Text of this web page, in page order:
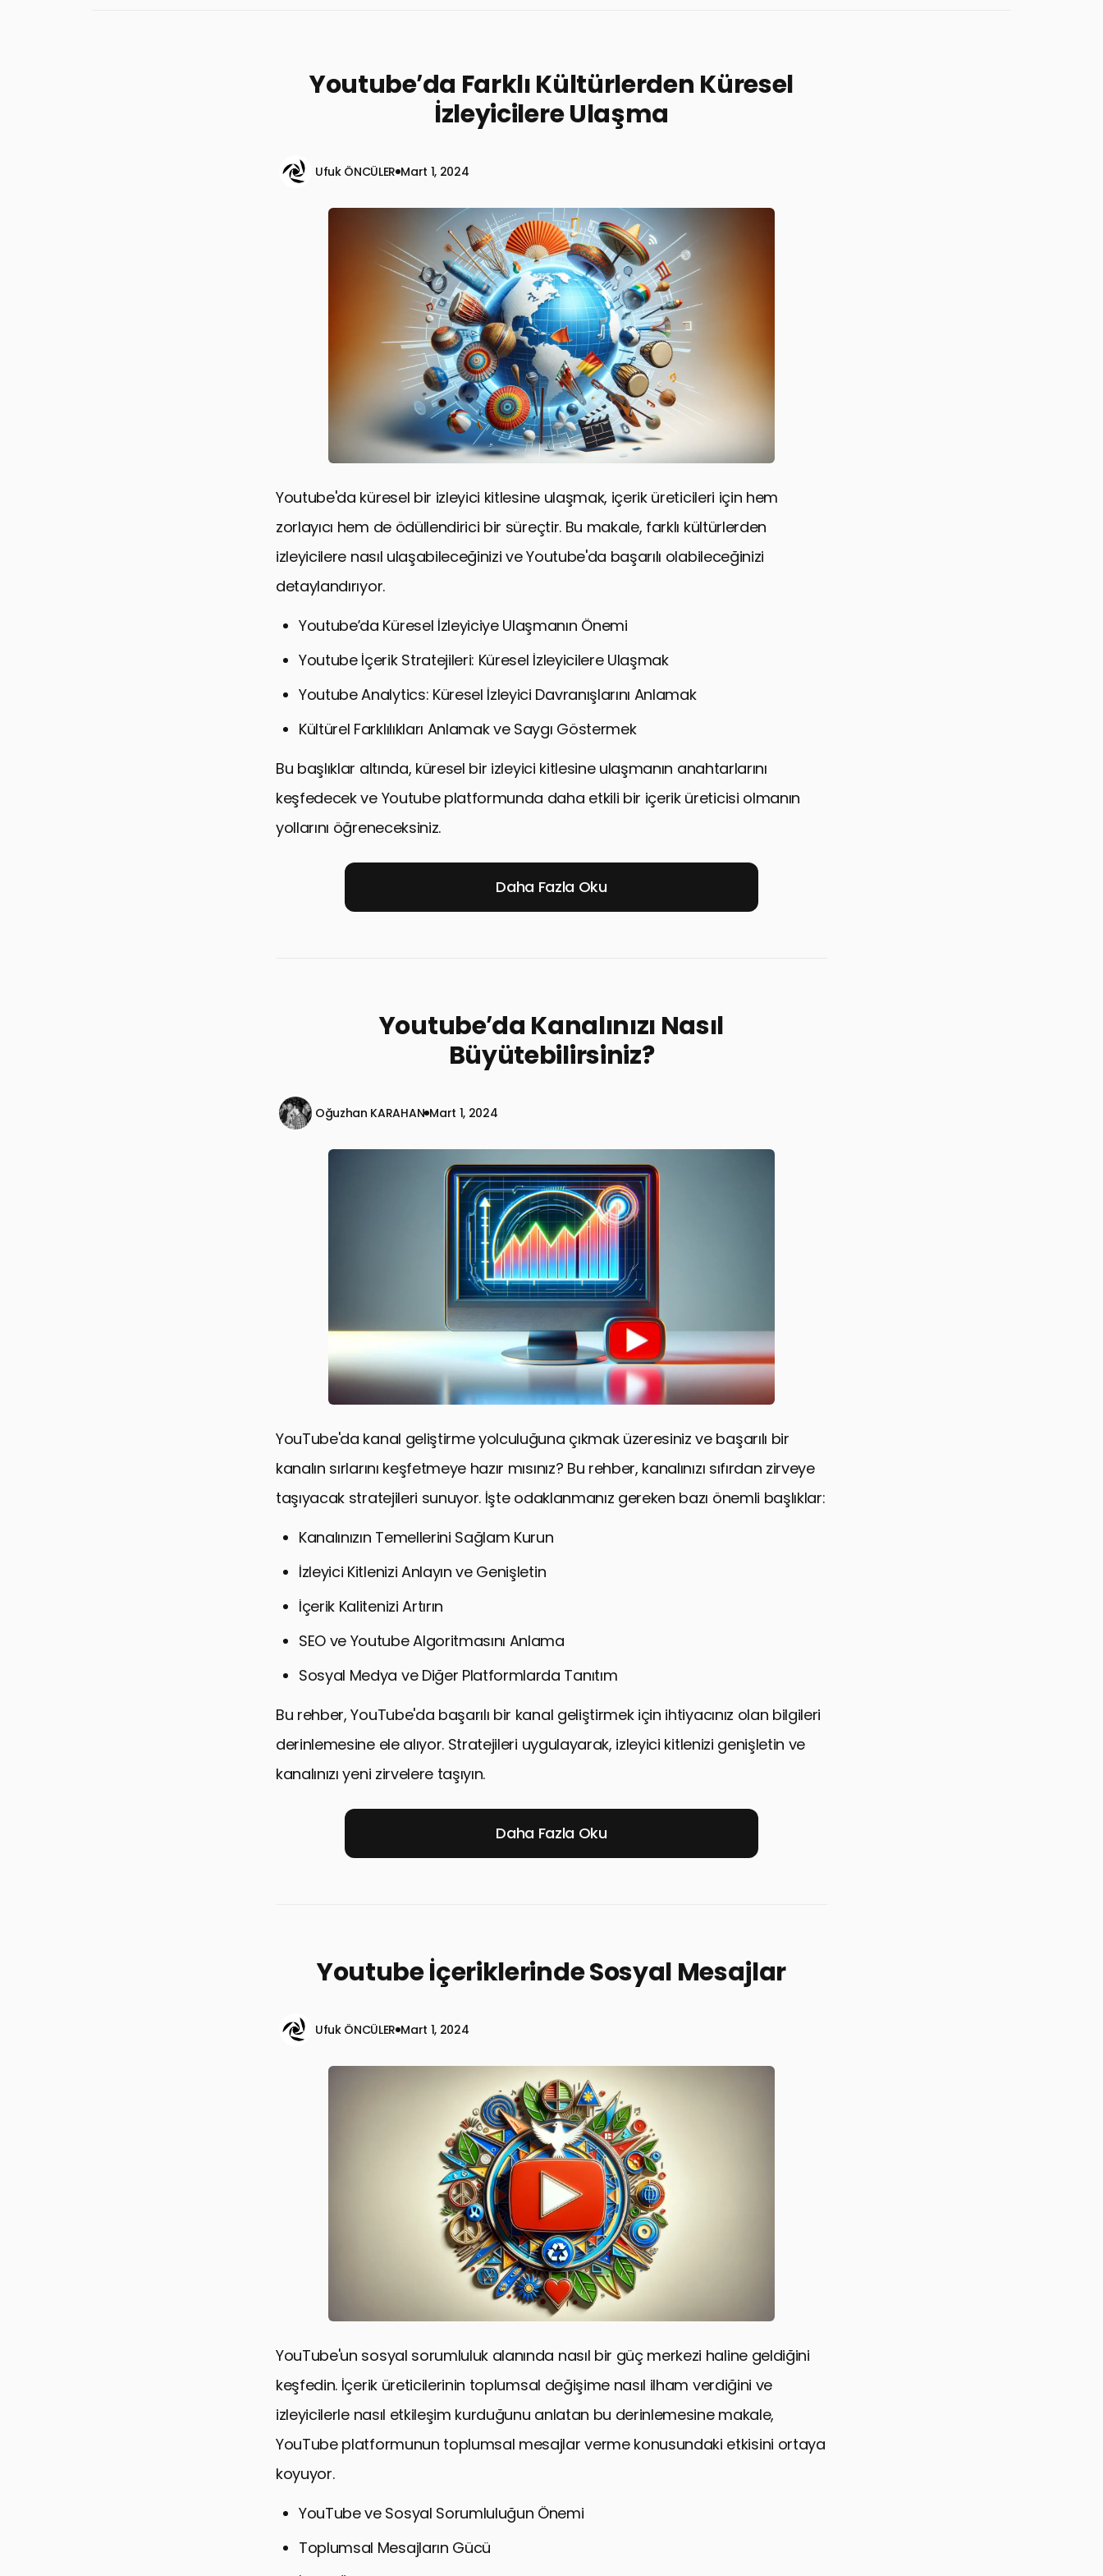
Youtube’da Farklı Kültürlerden Küresel
İzleyicilere Ulaşma
Ufuk ÖNCÜLER Mart 1, 2024
Youtube'da küresel bir izleyici kitlesine ulaşmak, içerik üreticileri için hem
zorlayıcı hem de ödüllendirici bir süreçtir. Bu makale, farklı kültürlerden
izleyicilere nasıl ulaşabileceğinizi ve Youtube'da başarılı olabileceğinizi
detaylandırıyor.
Youtube’da Küresel İzleyiciye Ulaşmanın Önemi
Youtube İçerik Stratejileri: Küresel İzleyicilere Ulaşmak
Youtube Analytics: Küresel İzleyici Davranışlarını Anlamak
Kültürel Farklılıkları Anlamak ve Saygı Göstermek
Bu başlıklar altında, küresel bir izleyici kitlesine ulaşmanın anahtarlarını
keşfedecek ve Youtube platformunda daha etkili bir içerik üreticisi olmanın
yollarını öğreneceksiniz.
Daha Fazla Oku
Youtube’da Kanalınızı Nasıl
Büyütebilirsiniz?
Oğuzhan KARAHAN Mart 1, 2024
YouTube'da kanal geliştirme yolculuğuna çıkmak üzeresiniz ve başarılı bir
kanalın sırlarını keşfetmeye hazır mısınız? Bu rehber, kanalınızı sıfırdan zirveye
taşıyacak stratejileri sunuyor. İşte odaklanmanız gereken bazı önemli başlıklar:
Kanalınızın Temellerini Sağlam Kurun
İzleyici Kitlenizi Anlayın ve Genişletin
İçerik Kalitenizi Artırın
SEO ve Youtube Algoritmasını Anlama
Sosyal Medya ve Diğer Platformlarda Tanıtım
Bu rehber, YouTube'da başarılı bir kanal geliştirmek için ihtiyacınız olan bilgileri
derinlemesine ele alıyor. Stratejileri uygulayarak, izleyici kitlenizi genişletin ve
kanalınızı yeni zirvelere taşıyın.
Daha Fazla Oku
Youtube İçeriklerinde Sosyal Mesajlar
Ufuk ÖNCÜLER Mart 1, 2024
YouTube'un sosyal sorumluluk alanında nasıl bir güç merkezi haline geldiğini
keşfedin. İçerik üreticilerinin toplumsal değişime nasıl ilham verdiğini ve
izleyicilerle nasıl etkileşim kurduğunu anlatan bu derinlemesine makale,
YouTube platformunun toplumsal mesajlar verme konusundaki etkisini ortaya
koyuyor.
YouTube ve Sosyal Sorumluluğun Önemi
Toplumsal Mesajların Gücü